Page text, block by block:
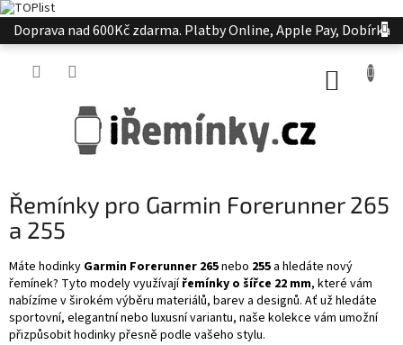
Přejít
na
Doprava nad 600Kč zdarma. Platby Online, Apple Pay, Dobírka
Řemínky pro Garmin Forerunner 265
a 255
Máte hodinky Garmin Forerunner 265nebo 255 a hledáte nový
řemínek? Tyto modely využívajířemínky o šířce 22 mm, které vám
nabízíme v širokém výběru materiálů, barev a designů. Ať už hledáte
sportovní, elegantní nebo luxusní variantu, naše kolekce vám umožní
přizpůsobit hodinky přesně podle vašeho stylu.